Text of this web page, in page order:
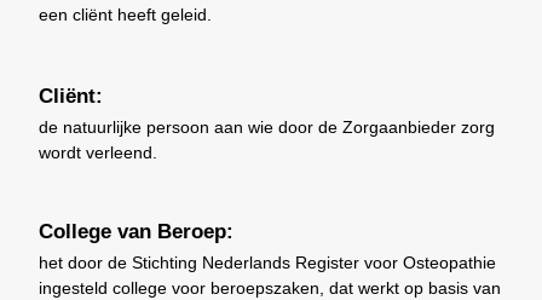
een cliënt heeft geleid.
Cliënt:
de natuurlijke persoon aan wie door de Zorgaanbieder zorg
wordt verleend.
College van Beroep:
het door de Stichting Nederlands Register voor Osteopathie
ingesteld college voor beroepszaken, dat werkt op basis van